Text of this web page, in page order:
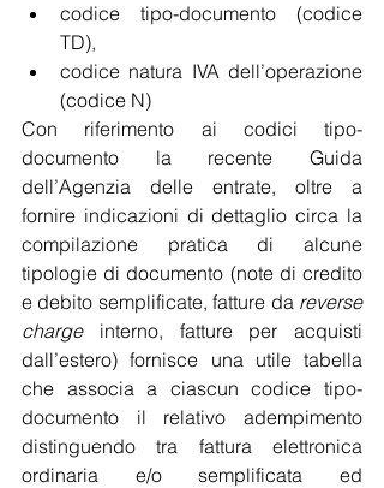
codice tipo-documento (codice
TD),
codice natura IVA dell’operazione
(codice N)
Con riferimento ai codici tipo-
documento la recente Guida
dell’Agenzia delle entrate, oltre a
fornire indicazioni di dettaglio circa la
compilazione pratica di alcune
tipologie di documento (note di credito
e debito semplificate, fatture da reverse
charge interno, fatture per acquisti
dall’estero) fornisce una utile tabella
che associa a ciascun codice tipo-
documento il relativo adempimento
distinguendo tra fattura elettronica
ordinaria e/o semplificata ed